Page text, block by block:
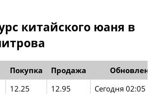
китайского юаня в
Покупка Продажа
12.25 12.95
Сегодня 02:05